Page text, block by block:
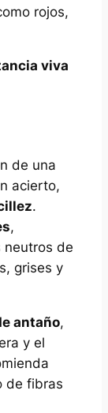
rojos,
viva
de una
acierto,
.
,
neutros de
grises y
antaño,
y el
de fibras